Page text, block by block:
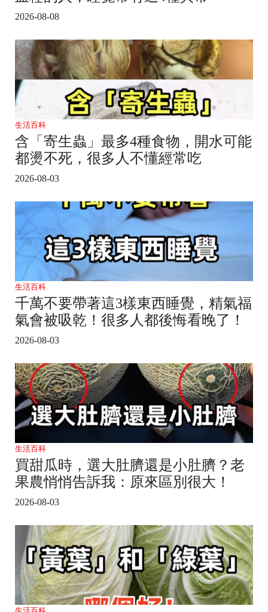
2026-08-08
生活百科
含「寄生蟲」最多4種食物，開水可能
都燙不死，很多人不懂經常吃
2026-08-03
生活百科
千萬不要帶著這3樣東西睡覺，精氣福
氣會被吸乾！很多人都後悔看晚了！
2026-08-03
生活百科
買甜瓜時，選大肚臍還是小肚臍？老
果農悄悄告訴我：原來區別很大！
2026-08-03